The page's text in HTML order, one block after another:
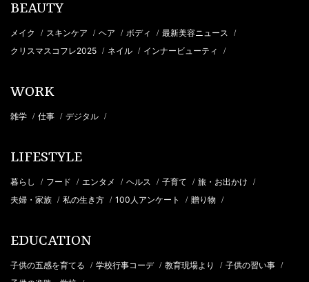
BEAUTY
メイク / スキンケア / ヘア / ボディ / 最新美容ニュース /
クリスマスコフレ2025 / ネイル / インナービューティ /
WORK
雑学 / 仕事 / デジタル /
LIFESTYLE
暮らし / フード / エンタメ / ヘルス / 子育て / 旅・お出かけ /
夫婦・家族 / 私の生き方 / 100人アンケート / 贈り物 /
EDUCATION
子供の五感を育てる / 学校行事コーデ / 教育現場より / 子供の習い事 /